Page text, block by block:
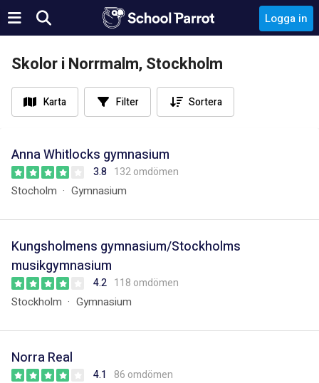
Logga in
Skolor i Norrmalm, Stockholm
Karta Filter Sortera
Anna Whitlocks gymnasium
3.8 132 omdömen
Stocholm Gymnasium
Kungsholmens gymnasium/Stockholms
musikgymnasium
4.2 118 omdömen
Stockholm Gymnasium
Norra Real
4.1 86 omdömen